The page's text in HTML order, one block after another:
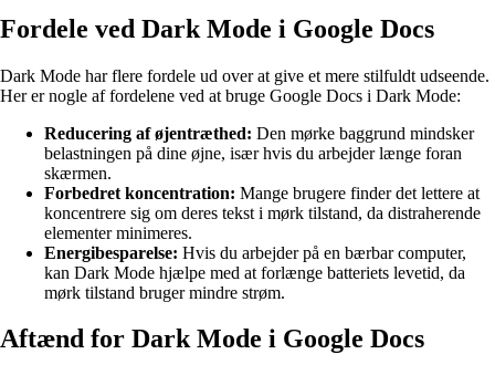
Fordele ved Dark Mode i Google Docs
Dark Mode har flere fordele ud over at give et mere stilfuldt udseende.
Her er nogle af fordelene ved at bruge Google Docs i Dark Mode:
Reducering af øjentræthed: Den mørke baggrund mindsker
belastningen på dine øjne, især hvis du arbejder længe foran
skærmen.
Forbedret koncentration: Mange brugere finder det lettere at
koncentrere sig om deres tekst i mørk tilstand, da distraherende
elementer minimeres.
Energibesparelse: Hvis du arbejder på en bærbar computer,
kan Dark Mode hjælpe med at forlænge batteriets levetid, da
mørk tilstand bruger mindre strøm.
Aftænd for Dark Mode i Google Docs